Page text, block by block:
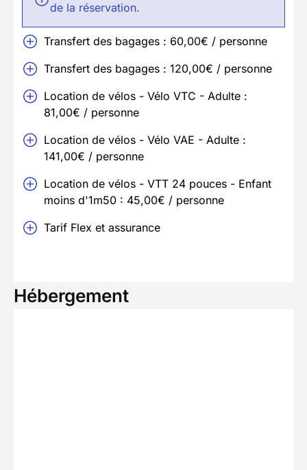
de la réservation.
Transfert des bagages : 60,00€ / personne
Transfert des bagages : 120,00€ / personne
Location de vélos - Vélo VTC - Adulte :
81,00€ / personne
Location de vélos - Vélo VAE - Adulte :
141,00€ / personne
Location de vélos - VTT 24 pouces - Enfant
moins d'1m50 : 45,00€ / personne
Tarif Flex et assurance
Hébergement